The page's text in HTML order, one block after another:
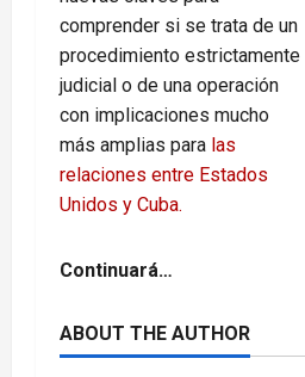
comprender si se trata de un
procedimiento estrictamente
judicial o de una operación
con implicaciones mucho
más amplias para las
relaciones entre Estados
Unidos y Cuba.
Continuará…
ABOUT THE AUTHOR